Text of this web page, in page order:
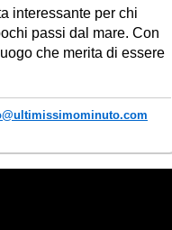
interessante per chi
passi dal mare. Con
che merita di essere